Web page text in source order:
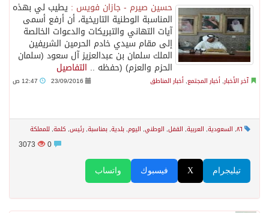
حسين صيرم - جازان فويس : يطيب لي بهذه
المناسبة الوطنية التاريخية، أن أرفع أسمى
آيات التهاني والتبريكات والدعوات الخالصة
إلى مقام سيدي خادم الحرمين الشريفين
الملك سلمان بن عبدالعزيز آل سعود (سلمان
الحزم والعزم) (حفظه .. التفاصيل
آخر الأخبار, أخبار المجتمع, أخبار المناطق 23/09/2016
٨٦, السعودية, العربية, القفل, الوطني, اليوم, بلدية, بمناسبة, رئيس, كلمة, للمملكة
3073
واتساب فيسبوك X تيليجرام